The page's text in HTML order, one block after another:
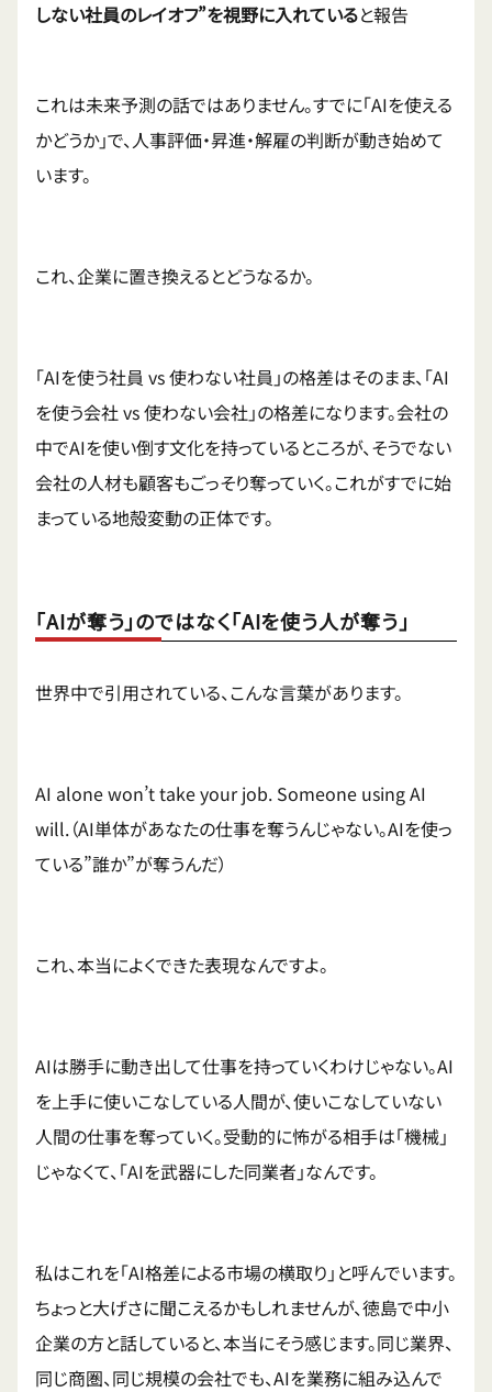
しない社員のレイオフ”を視野に入れていると報告
これは未来予測の話ではありません。すでに「AIを使える
かどうか」で、人事評価・昇進・解雇の判断が動き始めて
います。
これ、企業に置き換えるとどうなるか。
「AIを使う社員 vs 使わない社員」の格差はそのまま、「AI
を使う会社 vs 使わない会社」の格差になります。会社の
中でAIを使い倒す文化を持っているところが、そうでない
会社の人材も顧客もごっそり奪っていく。これがすでに始
まっている地殻変動の正体です。
「AIが奪う」のではなく「AIを使う人が奪う」
世界中で引用されている、こんな言葉があります。
AI alone won’t take your job. Someone using AI
will.（AI単体があなたの仕事を奪うんじゃない。AIを使っ
ている”誰か”が奪うんだ）
これ、本当によくできた表現なんですよ。
AIは勝手に動き出して仕事を持っていくわけじゃない。AI
を上手に使いこなしている人間が、使いこなしていない
人間の仕事を奪っていく。受動的に怖がる相手は「機械」
じゃなくて、「AIを武器にした同業者」なんです。
私はこれを「AI格差による市場の横取り」と呼んでいます。
ちょっと大げさに聞こえるかもしれませんが、徳島で中小
企業の方と話していると、本当にそう感じます。同じ業界、
同じ商圏、同じ規模の会社でも、AIを業務に組み込んで